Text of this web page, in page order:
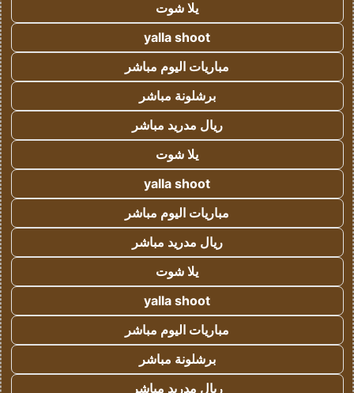
يلا شوت
yalla shoot
مباريات اليوم مباشر
برشلونة مباشر
ريال مدريد مباشر
يلا شوت
yalla shoot
مباريات اليوم مباشر
ريال مدريد مباشر
يلا شوت
yalla shoot
مباريات اليوم مباشر
برشلونة مباشر
ريال مدريد مباشر